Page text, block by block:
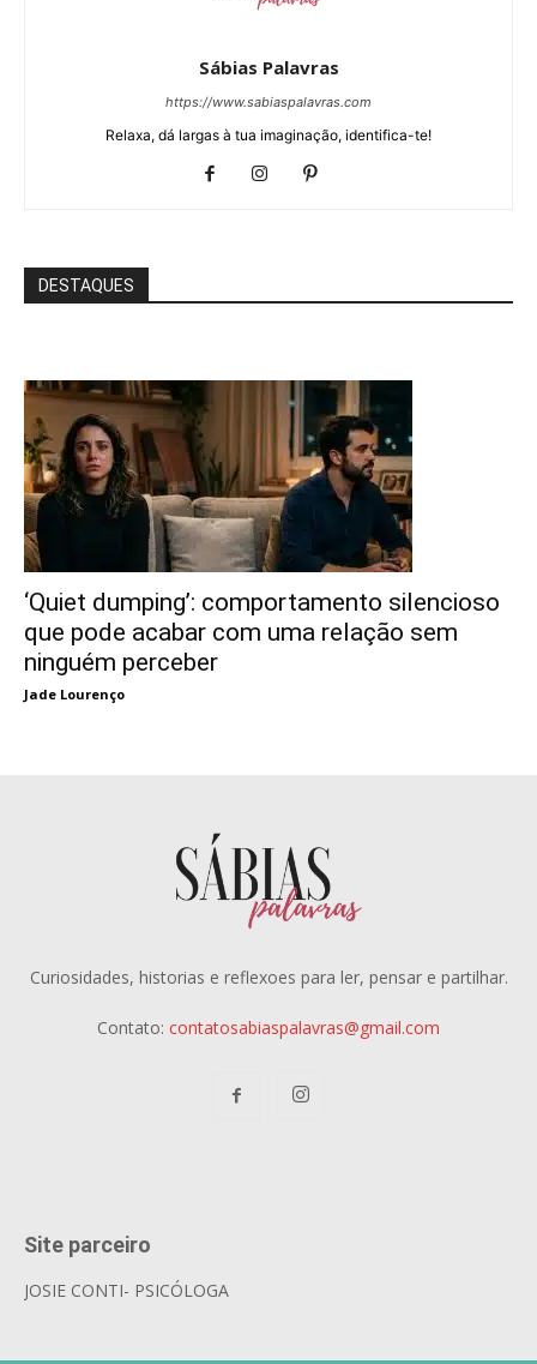
Sábias Palavras
https://www.sabiaspalavras.com
Relaxa, dá largas à tua imaginação, identifica-te!
DESTAQUES
‘Quiet dumping’: comportamento silencioso
que pode acabar com uma relação sem
ninguém perceber
Jade Lourenço
Curiosidades, historias e reflexoes para ler, pensar e partilhar.
Contato: contatosabiaspalavras@gmail.com
Site parceiro
JOSIE CONTI- PSICÓLOGA